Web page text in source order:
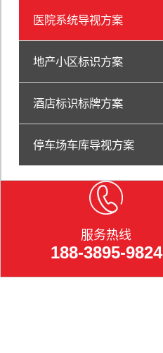
医院系统导视方案
地产小区标识方案
酒店标识标牌方案
停车场车库导视方案
服务热线
188-3895-9824